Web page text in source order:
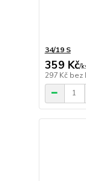
34/19 S
359 Kč/
297 Kč bez